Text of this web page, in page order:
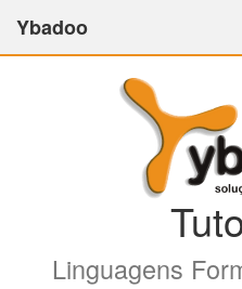
Ybadoo
Linguagens